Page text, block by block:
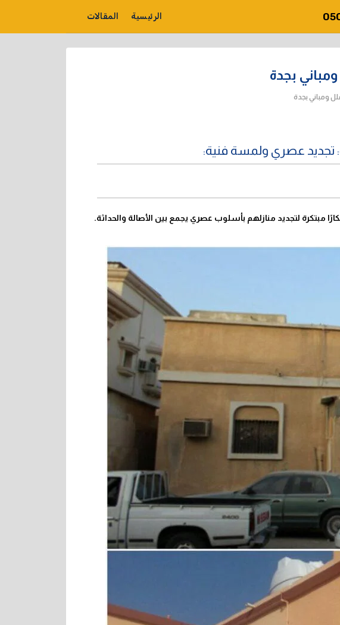
الرئيسية المقالات
بجدة
ومباني بجدة
تجديد عصري ولمسة فنية:
مبتكرة لتجديد منازلهم بأسلوب عصري يجمع بين الأصالة والحداثة.